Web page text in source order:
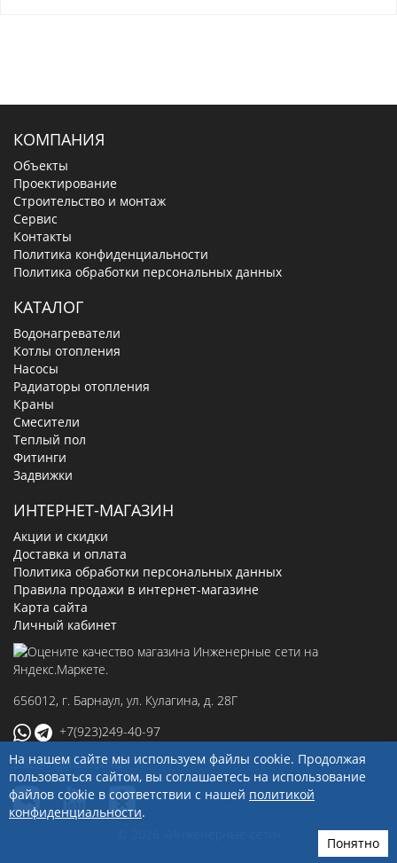
КОМПАНИЯ
Объекты
Проектирование
Строительство и монтаж
Сервис
Контакты
Политика конфиденциальности
Политика обработки персональных данных
КАТАЛОГ
Водонагреватели
Котлы отопления
Насосы
Радиаторы отопления
Краны
Смесители
Теплый пол
Фитинги
Задвижки
ИНТЕРНЕТ-МАГАЗИН
Акции и скидки
Доставка и оплата
Политика обработки персональных данных
Правила продажи в интернет-магазине
Карта сайта
Личный кабинет
656012, г. Барнаул, ул. Кулагина, д. 28Г
+7(923)249-40-97
sale@ingenerseti.ru
На нашем сайте мы используем файлы cookie. Продолжая
пользоваться сайтом, вы соглашаетесь на использование
файлов cookie в соответствии с нашей политикой
конфиденциальности.
Понятно